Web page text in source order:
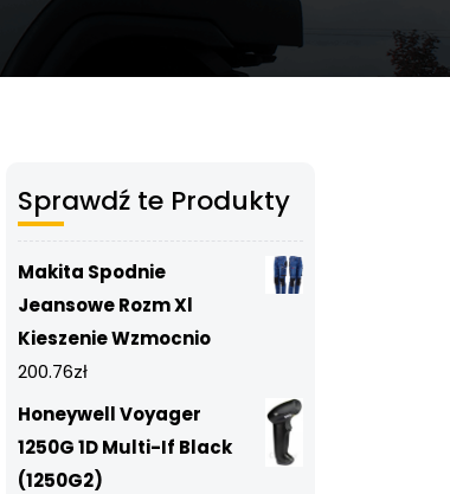
Sprawdź te Produkty
Makita Spodnie
Jeansowe Rozm Xl
Kieszenie Wzmocnio
200.76zł
Honeywell Voyager
1250G 1D Multi-If Black
(1250G2)